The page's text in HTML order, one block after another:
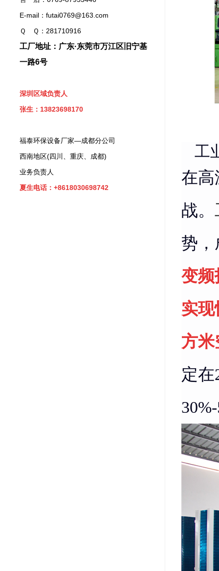
工
在高
战。
势，
变频
实现
方米
定
E-mail：futai0769@163.com
Ｑ Ｑ：281710916
工厂地址：广东·东莞市万江区旧宁基
一路6号
深圳区域负责人
张生：13823698170
福泰环保设备厂家—成都分公司
西南地区(四川、重庆、成都)
业务负责人
夏生电话：+8618030698742